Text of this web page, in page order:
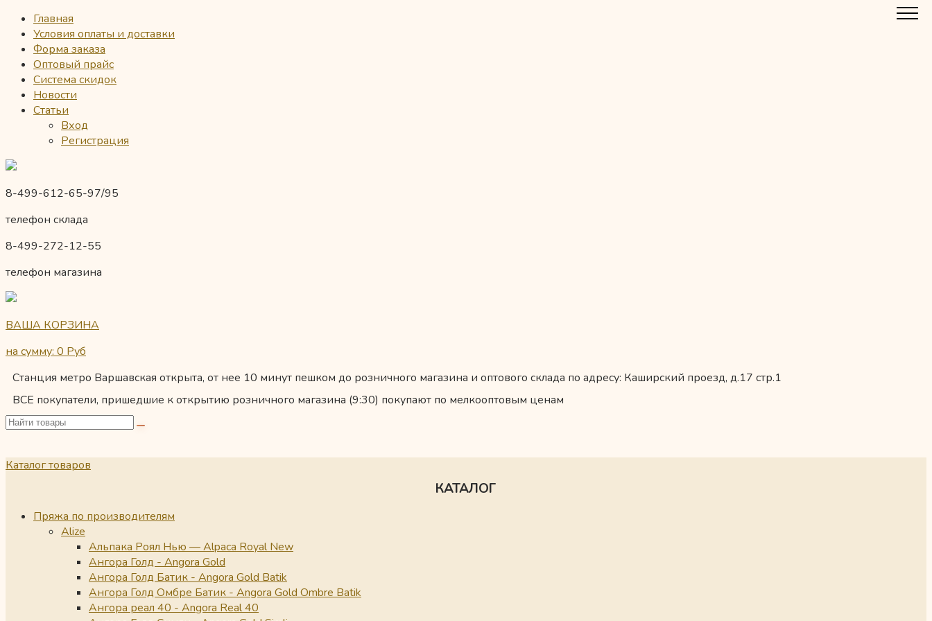
Главная
Условия оплаты и доставки
Форма заказа
Оптовый прайс
Система скидок
Новости
Статьи
Вход
Регистрация
8-499-612-65-97/95
телефон склада
8-499-272-12-55
телефон магазина
ВАША КОРЗИНА
на сумму: 0 Руб
Станция метро Варшавская открыта, от нее 10 минут пешком до розничного магазина и оптового склада по адресу: Каширский проезд, д.17 стр.1
ВСЕ покупатели, пришедшие к открытию розничного магазина (9:30) покупают по мелкооптовым ценам
Каталог товаров
КАТАЛОГ
Пряжа по производителям
Alize
Альпака Роял Нью — Alpaca Royal New
Ангора Голд - Angora Gold
Ангора Голд Батик - Angora Gold Batik
Ангора Голд Омбре Батик - Angora Gold Ombre Batik
Ангора реал 40 - Angora Real 40